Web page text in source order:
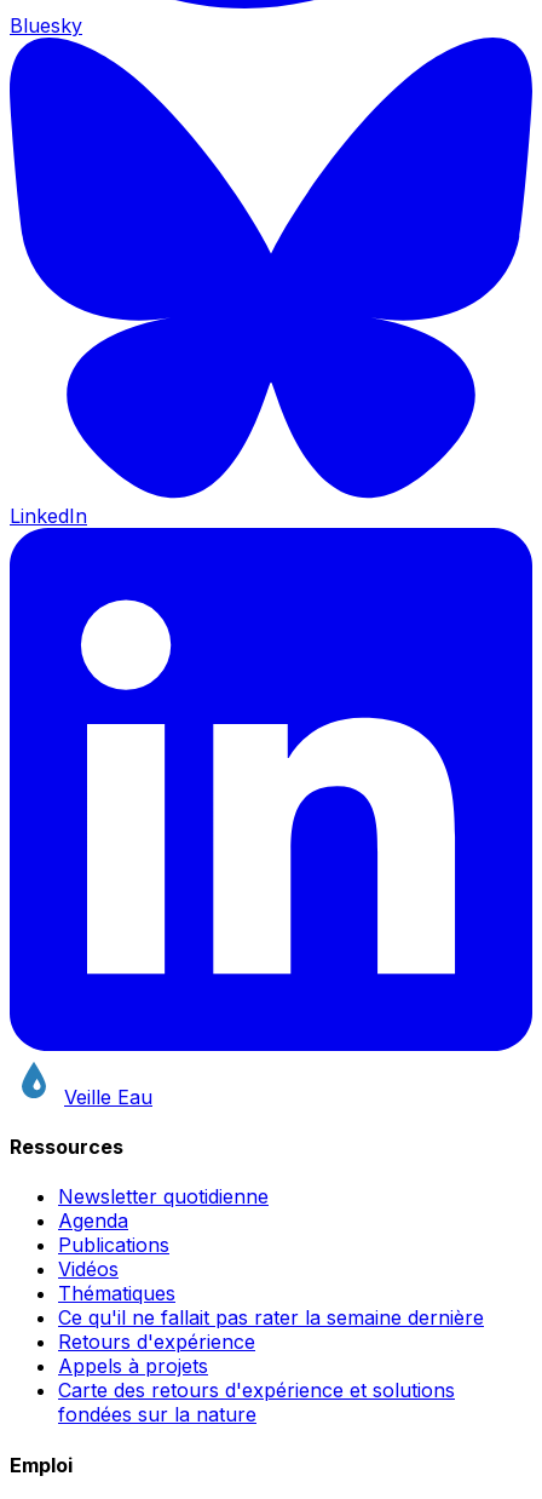
Bluesky
LinkedIn
Veille Eau
Ressources
Newsletter quotidienne
Agenda
Publications
Vidéos
Thématiques
Ce qu'il ne fallait pas rater la semaine dernière
Retours d'expérience
Appels à projets
Carte des retours d'expérience et solutions
fondées sur la nature
Emploi